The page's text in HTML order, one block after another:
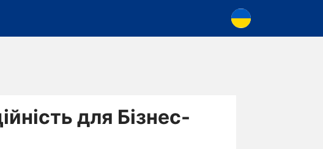
для Бізнес-